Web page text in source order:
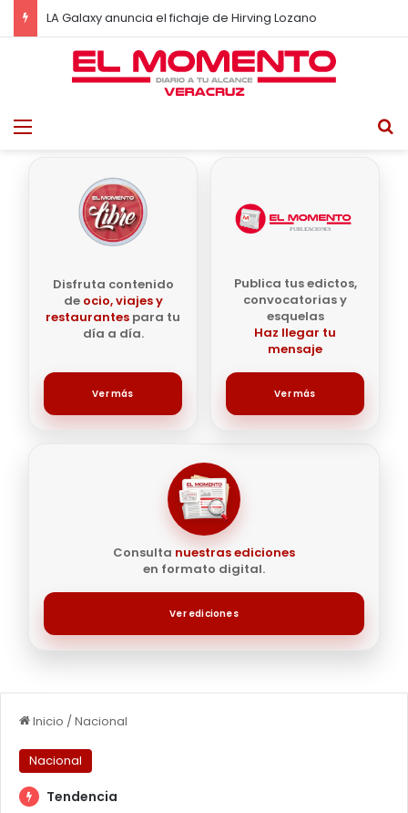
Menu
Disfruta contenido
de ocio, viajes y
restaurantes para tu
día a día.
Ver más
Consulta nuestras ediciones
en formato digital.
Ver ediciones
Publica tus edictos,
convocatorias y
esquelas
Haz llegar tu
mensaje
Ver más
Inicio /Nacional
Nacional
Tendencia